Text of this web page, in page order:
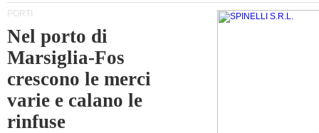
PORTI
Nel porto di
Marsiglia-Fos
crescono le merci
varie e calano le
rinfuse